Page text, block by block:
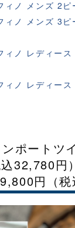
ノ メンズ 2ピ
ノ メンズ 3ピ
ノ レディース
ノ レディース
ポートツ
32,780円
円（税